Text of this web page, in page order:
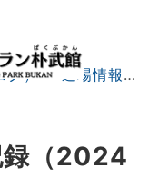
グ） 道場情報
（2024